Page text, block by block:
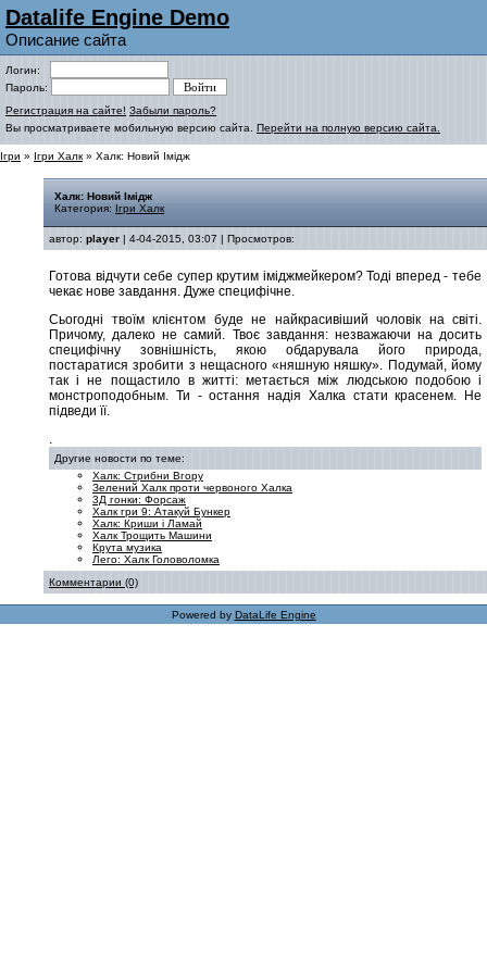
Datalife Engine Demo
Описание сайта
Логин:
Пароль:
Регистрация на сайте! Забыли пароль?
Вы просматриваете мобильную версию сайта. Перейти на полную версию сайта.
Ігри » Ігри Халк » Халк: Новий Імідж
Халк: Новий Імідж
Категория: Ігри Халк
автор: player | 4-04-2015, 03:07 | Просмотров:
Готова відчути себе супер крутим іміджмейкером? Тоді вперед - тебе
чекає нове завдання. Дуже специфічне.
Сьогодні твоїм клієнтом буде не найкрасивіший чоловік на світі.
Причому, далеко не самий. Твоє завдання: незважаючи на досить
специфічну зовнішність, якою обдарувала його природа,
постаратися зробити з нещасного «няшную няшку». Подумай, йому
так і не пощастило в житті: метається між людською подобою і
монстроподобным. Ти - остання надія Халка стати красенем. Не
підведи її.
.
Другие новости по теме:
Халк: Стрибни Вгору
Зелений Халк проти червоного Халка
3Д гонки: Форсаж
Халк гри 9: Атакуй Бункер
Халк: Криши і Ламай
Халк Трощить Машини
Крута музика
Лего: Халк Головоломка
Комментарии (0)
Powered by DataLife Engine